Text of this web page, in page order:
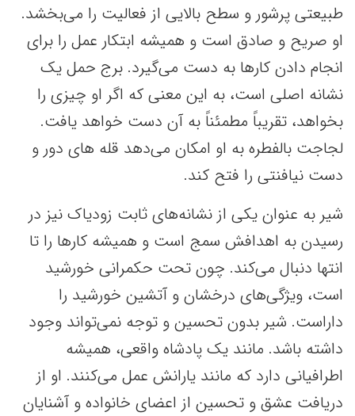
طبیعتی پرشور و سطح بالایی از فعالیت را می‌بخشد.
او صریح و صادق است و همیشه ابتکار عمل را برای
انجام دادن کارها به دست می‌گیرد. برج حمل یک
نشانه اصلی است، به این معنی که اگر او چیزی را
بخواهد، تقریباً مطمئناً به آن دست خواهد یافت.
لجاجت بالفطره به او امکان می‌دهد قله های دور و
دست نیافنتی را فتح کند.
شیر به عنوان یکی از نشانه‌های ثابت زودیاک نیز در
رسیدن به اهدافش سمج است و همیشه کارها را تا
انتها دنبال می‌کند. چون تحت حکمرانی خورشید
است، ویژگی‌های درخشان و آتشین خورشید را
داراست. شیر بدون تحسین و توجه نمی‌تواند وجود
داشته باشد. مانند یک پادشاه واقعی، همیشه
اطرافیانی دارد که مانند یارانش عمل می‌کنند. او از
دریافت عشق و تحسین از اعضای خانواده و آشنایان